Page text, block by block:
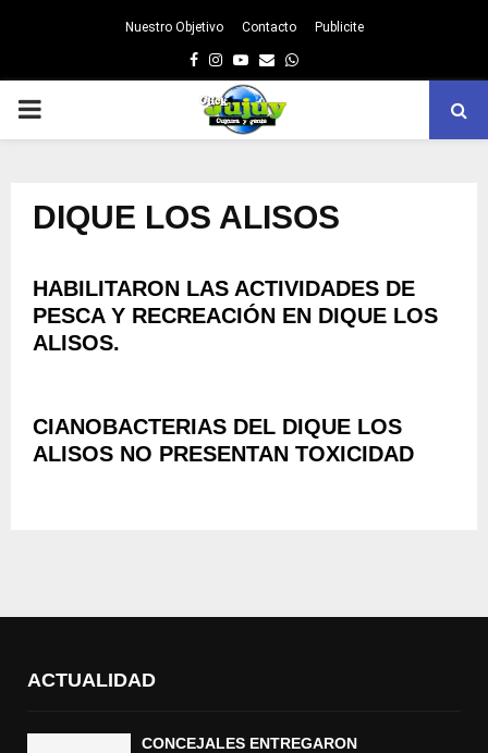
Nuestro Objetivo Contacto Publicite
Facebook
Instagram
Youtube
EmailWhatsapp
PRIMARY
DIQUE LOS ALISOS
HABILITARON LAS ACTIVIDADES DE
PESCA Y RECREACIÓN EN DIQUE LOS
ALISOS.
CIANOBACTERIAS DEL DIQUE LOS
ALISOS NO PRESENTAN TOXICIDAD
ACTUALIDAD
CONCEJALES ENTREGARON